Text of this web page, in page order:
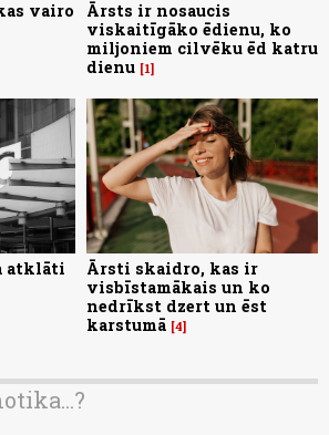
vairo
Ārsts ir nosaucis
viskaitīgāko ēdienu, ko
miljoniem cilvēku ēd katru
dienu 1
atklāti
Ārsti skaidro, kas ir
visbīstamākais un ko
nedrīkst dzert un ēst
karstumā 4